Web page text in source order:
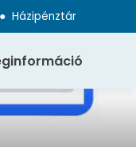
● Házipénztár